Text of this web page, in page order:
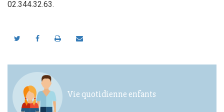
02.344.32.63.
Vie quotidienne enfants